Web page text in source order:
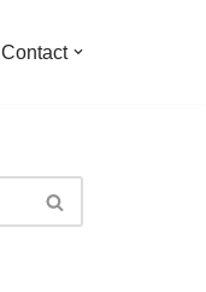
Contact